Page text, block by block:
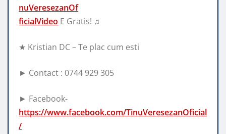
nuVeresezanOf
ficialVideo E Gratis! ♫
★ Kristian DC –Te plac cum esti
► Contact : 0744 929 305
► Facebook-
https://www.facebook.com/TinuVeresezanOficial
/